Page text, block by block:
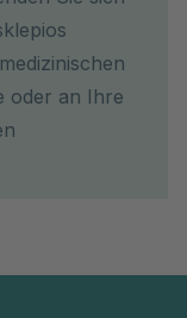
oder an Ihre